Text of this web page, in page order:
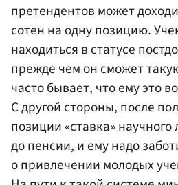
претендентов может
сотен на одну позицию.
находиться в статусе
прежде чем он сможет
часто бывает, что ему это
С другой стороны, после
позиции «ставка»
до пенсии, и ему надо
о привлечении молодых